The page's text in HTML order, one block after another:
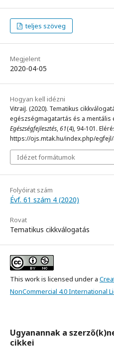
teljes szöveg
Megjelent
2020-04-05
Hogyan kell idézni
VitraiJ. (2020). Tematikus
egészségmagatartás és a mentális
Egészségfejlesztés,61(4), 94-101.
https://ojs.mtak.hu/index.php/
Idézet formátumok
Folyóirat szám
Évf. 61 szám 4 (2020)
Rovat
Tematikus cikkválogatás
This work is licensed under a
NonCommercial 4.0 International
Ugyanannak a
cikkei